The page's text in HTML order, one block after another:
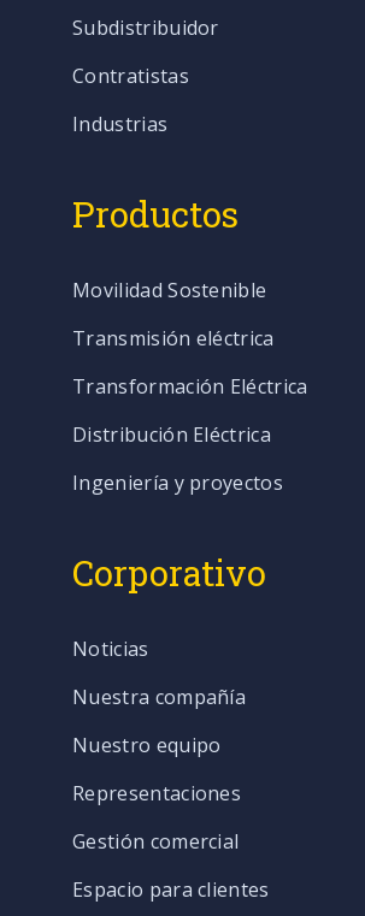
Subdistribuidor
Contratistas
Industrias
Productos
Movilidad Sostenible
Transmisión eléctrica
Transformación Eléctrica
Distribución Eléctrica
Ingeniería y proyectos
Corporativo
Noticias
Nuestra compañía
Nuestro equipo
Representaciones
Gestión comercial
Espacio para clientes